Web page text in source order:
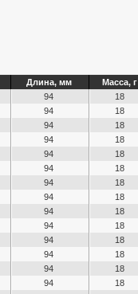
Длина, мм Масса, г
94 18
94 18
94 18
94 18
94 18
94 18
94 18
94 18
94 18
94 18
94 18
94 18
94 18
94 18